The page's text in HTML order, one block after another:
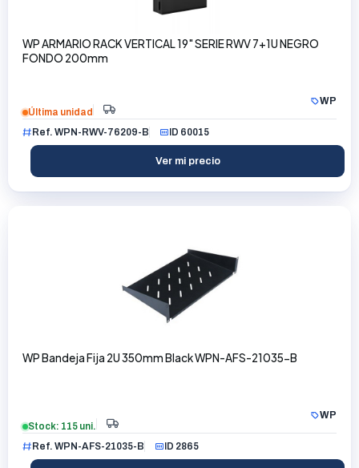
WP ARMARIO RACK VERTICAL 19" SERIE RWV 7+1U NEGRO
FONDO 200mm
WP
Última unidad
Ref. WPN-RWV-76209-B
ID 60015
Ver mi precio
WP Bandeja Fija 2U 350mm Black WPN-AFS-21035-B
WP
Stock: 115 uni.
Ref. WPN-AFS-21035-B
ID 2865